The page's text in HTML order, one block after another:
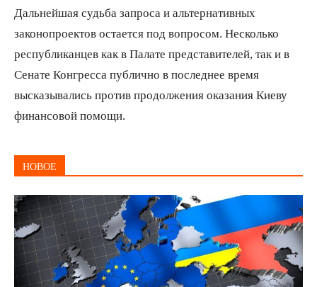
Дальнейшая судьба запроса и альтернативных
законопроектов остается под вопросом. Несколько
республиканцев как в Палате представителей, так и в
Сенате Конгресса публично в последнее время
высказывались против продолжения оказания Киеву
финансовой помощи.
НОВОЕ